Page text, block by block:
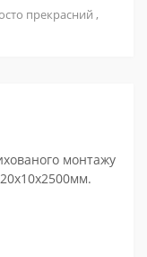
прекрасний ,